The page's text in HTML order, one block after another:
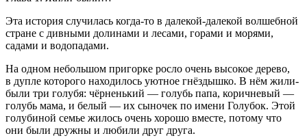
Эта история случилась когда-то в далекой-далекой волшебной
стране с дивными долинами и лесами, горами и морями,
садами и водопадами.
На одном небольшом пригорке росло очень высокое дерево,
в дупле которого находилось уютное гнёздышко. В нём жили-
были три голубя: чёрненький — голубь папа, коричневый —
голубь мама, и белый — их сыночек по имени Голубок. Этой
голубиной семье жилось очень хорошо вместе, потому что
они были дружны и любили друг друга.